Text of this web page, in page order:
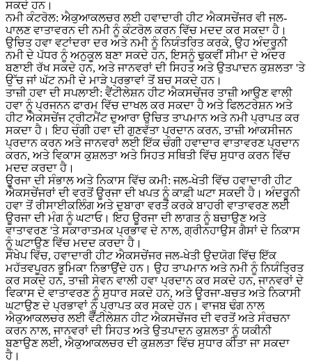
ਸਕਦੇ ਹਨ।
ਨਮੀ ਕੰਟਰੋਲ: ਐਕੁਆਕਲਚਰ ਲਈ ਹਵਾਦਾਰੀ ਹੀਟ ਐਕਸਚੇਂਜਰ ਵੀ ਜਲ-
ਪਾਲਣ ਵਾਤਾਵਰਨ ਦੀ ਨਮੀ ਨੂੰ ਕੰਟਰੋਲ ਕਰਨ ਵਿੱਚ ਮਦਦ ਕਰ ਸਕਦਾ ਹੈ।
ਉਚਿਤ ਹਵਾ ਵਟਾਂਦਰਾ ਦਰ ਅਤੇ ਨਮੀ ਨੂੰ ਨਿਯੰਤਰਿਤ ਕਰਕੇ, ਉਹ ਅੰਦਰੂਨੀ
ਨਮੀ ਦੇ ਪੱਧਰ ਨੂੰ ਅਨੁਕੂਲ ਬਣਾ ਸਕਦੇ ਹਨ, ਇਸਨੂੰ ਢੁਕਵੀਂ ਸੀਮਾ ਦੇ ਅੰਦਰ
ਬਣਾਈ ਰੱਖ ਸਕਦੇ ਹਨ, ਅਤੇ ਜਾਨਵਰਾਂ ਦੀ ਸਿਹਤ ਅਤੇ ਉਤਪਾਦਨ ਕੁਸ਼ਲਤਾ 'ਤੇ
ਉੱਚ ਜਾਂ ਘੱਟ ਨਮੀ ਦੇ ਮਾੜੇ ਪ੍ਰਭਾਵਾਂ ਤੋਂ ਬਚ ਸਕਦੇ ਹਨ।
ਤਾਜ਼ੀ ਹਵਾ ਦੀ ਸਪਲਾਈ: ਵੈਂਟੀਲੇਸ਼ਨ ਹੀਟ ਐਕਸਚੇਂਜਰ ਤਾਜ਼ੀ ਆਉਣ ਵਾਲੀ
ਹਵਾ ਨੂੰ ਪ੍ਰਜਨਨ ਫਾਰਮ ਵਿੱਚ ਦਾਖਲ ਕਰ ਸਕਦਾ ਹੈ ਅਤੇ ਫਿਲਟਰੇਸ਼ਨ ਅਤੇ
ਹੀਟ ਐਕਸਚੇਂਜ ਟ੍ਰੀਟਮੈਂਟ ਦੁਆਰਾ ਉਚਿਤ ਤਾਪਮਾਨ ਅਤੇ ਨਮੀ ਪ੍ਰਾਪਤ ਕਰ
ਸਕਦਾ ਹੈ। ਇਹ ਚੰਗੀ ਹਵਾ ਦੀ ਗੁਣਵੱਤਾ ਪ੍ਰਦਾਨ ਕਰਨ, ਤਾਜ਼ੀ ਆਕਸੀਜਨ
ਪ੍ਰਦਾਨ ਕਰਨ ਅਤੇ ਜਾਨਵਰਾਂ ਲਈ ਇੱਕ ਚੰਗੀ ਹਵਾਦਾਰ ਵਾਤਾਵਰਣ ਪ੍ਰਦਾਨ
ਕਰਨ, ਅਤੇ ਵਿਕਾਸ ਕੁਸ਼ਲਤਾ ਅਤੇ ਸਿਹਤ ਸਥਿਤੀ ਵਿੱਚ ਸੁਧਾਰ ਕਰਨ ਵਿੱਚ
ਮਦਦ ਕਰਦਾ ਹੈ।
ਊਰਜਾ ਦੀ ਸੰਭਾਲ ਅਤੇ ਨਿਕਾਸ ਵਿੱਚ ਕਮੀ: ਜਲ-ਖੇਤੀ ਵਿੱਚ ਹਵਾਦਾਰੀ ਹੀਟ
ਐਕਸਚੇਂਜਰਾਂ ਦੀ ਵਰਤੋਂ ਊਰਜਾ ਦੀ ਖਪਤ ਨੂੰ ਕਾਫ਼ੀ ਘਟਾ ਸਕਦੀ ਹੈ। ਅੰਦਰੂਨੀ
ਹਵਾ ਤੋਂ ਰੀਸਾਈਕਲਿੰਗ ਅਤੇ ਦੁਬਾਰਾ ਵਰਤੋਂ ਕਰਕੇ ਬਾਹਰੀ ਵਾਤਾਵਰਣ ਲਈ
ਊਰਜਾ ਦੀ ਮੰਗ ਨੂੰ ਘਟਾਓ। ਇਹ ਊਰਜਾ ਦੀ ਲਾਗਤ ਨੂੰ ਬਚਾਉਣ ਅਤੇ
ਵਾਤਾਵਰਣ 'ਤੇ ਸਕਾਰਾਤਮਕ ਪ੍ਰਭਾਵ ਦੇ ਨਾਲ, ਗ੍ਰੀਨਹਾਉਸ ਗੈਸਾਂ ਦੇ ਨਿਕਾਸ
ਨੂੰ ਘਟਾਉਣ ਵਿੱਚ ਮਦਦ ਕਰਦਾ ਹੈ।
ਸੰਖੇਪ ਵਿੱਚ, ਹਵਾਦਾਰੀ ਹੀਟ ਐਕਸਚੇਂਜਰ ਜਲ-ਖੇਤੀ ਉਦਯੋਗ ਵਿੱਚ ਇੱਕ
ਮਹੱਤਵਪੂਰਨ ਭੂਮਿਕਾ ਨਿਭਾਉਂਦੇ ਹਨ। ਉਹ ਤਾਪਮਾਨ ਅਤੇ ਨਮੀ ਨੂੰ ਨਿਯੰਤ੍ਰਿਤ
ਕਰ ਸਕਦੇ ਹਨ, ਤਾਜ਼ੀ ਸੇਵਨ ਵਾਲੀ ਹਵਾ ਪ੍ਰਦਾਨ ਕਰ ਸਕਦੇ ਹਨ, ਜਾਨਵਰਾਂ ਦੇ
ਵਿਕਾਸ ਦੇ ਵਾਤਾਵਰਣ ਨੂੰ ਸੁਧਾਰ ਸਕਦੇ ਹਨ, ਅਤੇ ਊਰਜਾ-ਬਚਤ ਅਤੇ ਨਿਕਾਸੀ
ਘਟਾਉਣ ਦੇ ਪ੍ਰਭਾਵਾਂ ਨੂੰ ਪ੍ਰਾਪਤ ਕਰ ਸਕਦੇ ਹਨ। ਵਾਜਬ ਢੰਗ ਨਾਲ
ਐਕੁਆਕਲਚਰ ਲਈ ਵੈਂਟੀਲੇਸ਼ਨ ਹੀਟ ਐਕਸਚੇਂਜਰ ਦੀ ਵਰਤੋਂ ਅਤੇ ਸੰਰਚਨਾ
ਕਰਨ ਨਾਲ, ਜਾਨਵਰਾਂ ਦੀ ਸਿਹਤ ਅਤੇ ਉਤਪਾਦਨ ਕੁਸ਼ਲਤਾ ਨੂੰ ਯਕੀਨੀ
ਬਣਾਉਣ ਲਈ, ਐਕੁਆਕਲਚਰ ਦੀ ਕੁਸ਼ਲਤਾ ਵਿੱਚ ਸੁਧਾਰ ਕੀਤਾ ਜਾ ਸਕਦਾ
ਹੈ।